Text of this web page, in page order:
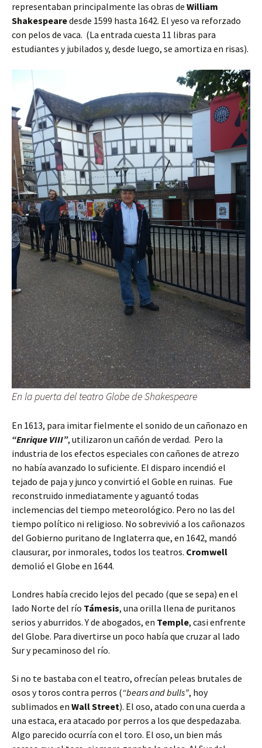
representaban principalmente las obras de William
Shakespearedesde 1599 hasta 1642. El yeso va reforzado
con pelos de vaca. (La entrada cuesta 11 libras para
estudiantes y jubilados y, desde luego, se amortiza en risas).
En la puerta del teatro Globe de Shakespeare
En 1613, para imitar fielmente el sonido de un cañonazo en
“Enrique VIII”, utilizaron un cañón de verdad. Pero la
industria de los efectos especiales con cañones de atrezo
no había avanzado lo suficiente. El disparo incendió el
tejado de paja y junco y convirtió el Goble en ruinas. Fue
reconstruido inmediatamente y aguantó todas
inclemencias del tiempo meteorológico. Pero no las del
tiempo político ni religioso. No sobrevivió a los cañonazos
del Gobierno puritano de Inglaterra que, en 1642, mandó
clausurar, por inmorales, todos los teatros. Cromwell
demolió el Globe en 1644.
Londres había crecido lejos del pecado (que se sepa) en el
lado Norte del río Támesis, una orilla llena de puritanos
serios y aburridos. Y de abogados, en Temple, casi enfrente
del Globe. Para divertirse un poco había que cruzar al lado
Sur y pecaminoso del río.
Si no te bastaba con el teatro, ofrecían peleas brutales de
osos y toros contra perros (“bears and bulls”, hoy
sublimados en Wall Street). El oso, atado con una cuerda a
una estaca, era atacado por perros a los que despedazaba.
Algo parecido ocurría con el toro. El oso, un bien más